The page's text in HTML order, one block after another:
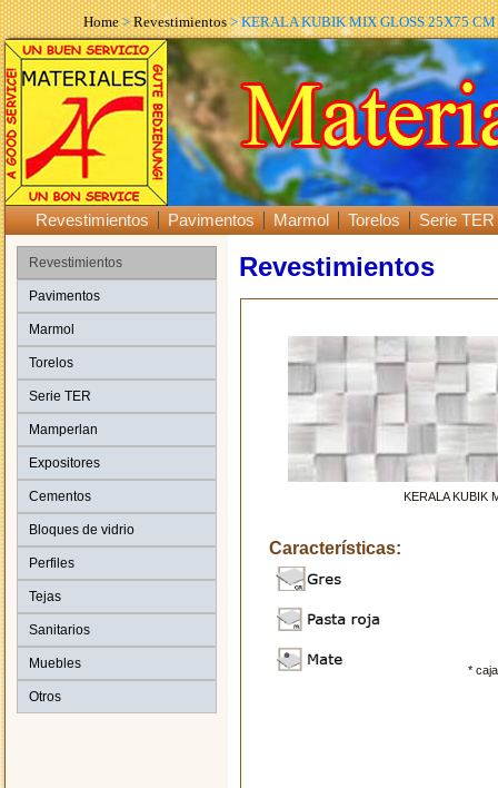
Home>Revestimientos> KERALA KUBIK MIX GLOSS 25X75 CM
Revestimientos Pavimentos Marmol Torelos Serie TER
Revestimientos
Pavimentos
Marmol
Torelos
Serie TER
Mamperlan
Expositores
Cementos
Bloques de vidrio
Perfiles
Tejas
Sanitarios
Muebles
Otros
Revestimientos
KERALA KUBIK
Características:
*